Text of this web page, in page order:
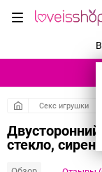
Секс игрушки
стекло,